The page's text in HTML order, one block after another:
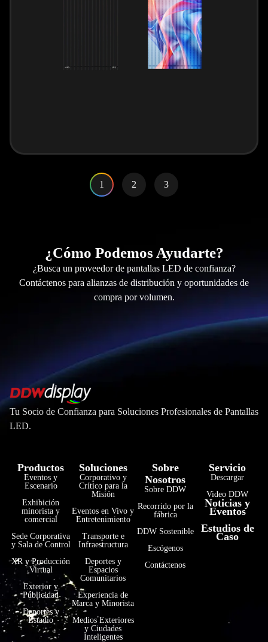
1 2 3
¿Cómo Podemos Ayudarte?
¿Busca un proveedor de pantallas LED de confianza?
Contáctenos para alianzas de distribución y oportunidades de
compra por volumen.
Tu Socio de Confianza para Soluciones Profesionales de Pantallas
LED.
Productos
Eventos y
Escenario
Exhibición
minorista y
comercial
Sede Corporativa
y Sala de Control
XR y Producción
Virtual
Exterior y
Publicidad
Deportes y
Estadio
Soluciones
Corporativo y
Crítico para la
Misión
Eventos en Vivo y
Entretenimiento
Transporte e
Infraestructura
Deportes y
Espacios
Comunitarios
Experiencia de
Marca y Minorista
Medios Exteriores
y Ciudades
Inteligentes
Sobre
Nosotros
Sobre DDW
Recorrido por la
fábrica
DDW Sostenible
Escógenos
Contáctenos
Servicio
Descargar
Video DDW
Noticias y
Eventos
Estudios de
Caso